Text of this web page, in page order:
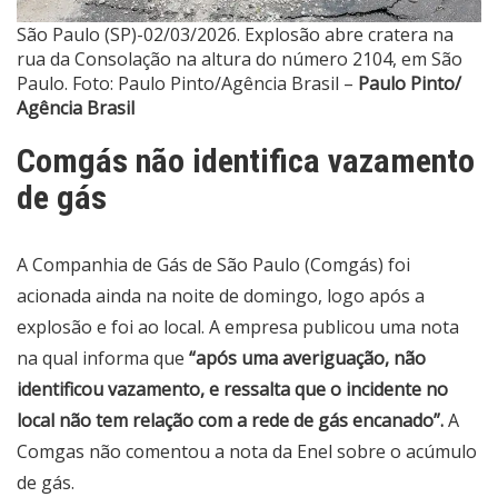
São Paulo (SP)-02/03/2026. Explosão abre cratera na
rua da Consolação na altura do número 2104, em São
Paulo. Foto: Paulo Pinto/Agência Brasil – Paulo Pinto/
Agência Brasil
Comgás não identifica vazamento
de gás
A Companhia de Gás de São Paulo (Comgás) foi
acionada ainda na noite de domingo, logo após a
explosão e foi ao local. A empresa publicou uma nota
na qual informa que “após uma averiguação, não
identificou vazamento, e ressalta que o incidente no
local não tem relação com a rede de gás encanado”.A
Comgas não comentou a nota da Enel sobre o acúmulo
de gás.